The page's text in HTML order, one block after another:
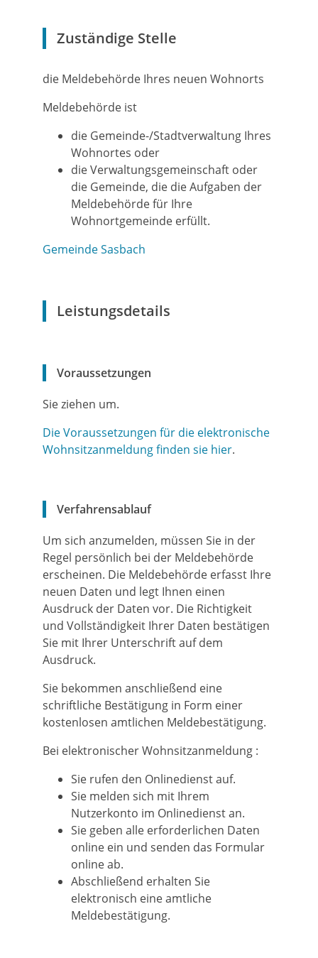
Zuständige Stelle
die Meldebehörde Ihres neuen Wohnorts
Meldebehörde ist
die Gemeinde-/Stadtverwaltung Ihres
Wohnortes oder
die Verwaltungsgemeinschaft oder
die Gemeinde, die die Aufgaben der
Meldebehörde für Ihre
Wohnortgemeinde erfüllt.
Gemeinde Sasbach
Leistungsdetails
Voraussetzungen
Sie ziehen um.
Die Voraussetzungen für die elektronische
Wohnsitzanmeldung finden sie hier.
Verfahrensablauf
Um sich anzumelden, müssen Sie in der
Regel persönlich bei der Meldebehörde
erscheinen. Die Meldebehörde erfasst Ihre
neuen Daten und legt Ihnen einen
Ausdruck der Daten vor. Die Richtigkeit
und Vollständigkeit Ihrer Daten bestätigen
Sie mit Ihrer Unterschrift auf dem
Ausdruck.
Sie bekommen anschließend eine
schriftliche Bestätigung in Form einer
kostenlosen amtlichen Meldebestätigung.
Bei elektronischer Wohnsitzanmeldung :
Sie rufen den Onlinedienst auf.
Sie melden sich mit Ihrem
Nutzerkonto im Onlinedienst an.
Sie geben alle erforderlichen Daten
online ein und senden das Formular
online ab.
Abschließend erhalten Sie
elektronisch eine amtliche
Meldebestätigung.